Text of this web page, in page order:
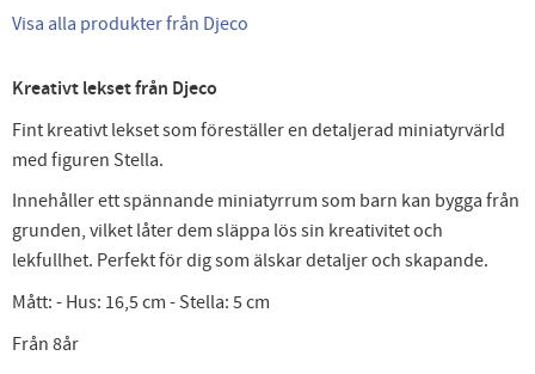
Visa alla produkter från Djeco
Kreativt lekset från Djeco
Fint kreativt lekset som föreställer en detaljerad miniatyrvärld
med figuren Stella.
Innehåller ett spännande miniatyrrum som barn kan bygga från
grunden, vilket låter dem släppa lös sin kreativitet och
lekfullhet. Perfekt för dig som älskar detaljer och skapande.
Mått: - Hus: 16,5 cm - Stella: 5 cm
Från 8år